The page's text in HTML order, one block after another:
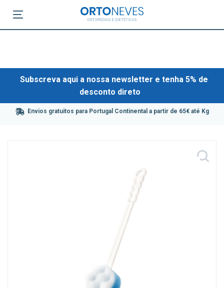
Subscreva aqui a nossa newsletter e tenha 5% de
desconto direto
Envios gratuitos para Portugal Continental a partir de 65€ até Kg